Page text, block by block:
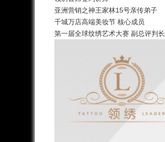
亚洲营销之神王家林15号亲传弟子
千城万店高端美妆节 核心成员
第一届全球纹绣艺术大赛 副总评判长